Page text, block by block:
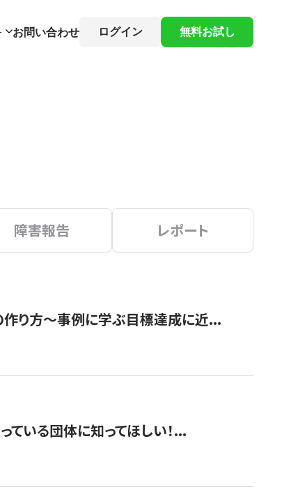
お問い合わせ ログイン 無料お試し
障害報告 レポート
作り方〜事例に学ぶ目標達成に近...
ている団体に知ってほしい！...